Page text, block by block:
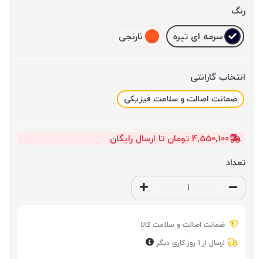
رنگ
سرمه ای تیره
نارنجی
انتخاب گارانتی
ضمانت اصالت و سلامت فیزیکی
4,550,100 تومان تا ارسال رایگان
تعداد
ضمانت اصالت و سلامت کالا
ارسال از 1 روز کاری دیگر